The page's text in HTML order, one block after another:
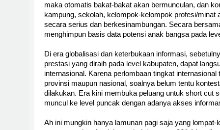
maka otomatis bakat-bakat akan bermunculan, dan
kampung, sekolah, kelompok-kelompok profesi/minat
secara serius dan berkesinambungan. Secara
menghimpun basis data potensi anak bangsa pada
Di era globalisasi dan keterbukaan informasi,
prestasi yang diraih pada level kabupaten, dapat
internasional. Karena perlombaan tingkat
provinsi maupun nasional, soalnya belum tentu
dilakukan. Era kini membuka peluang untuk short cut
muncul ke level puncak dengan adanya akses
Ah ini mungkin hanya lamunan pagi saja yang